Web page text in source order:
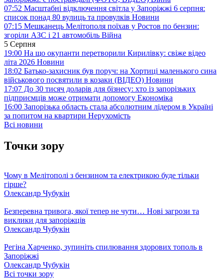
07:52 Масштабні відключення світла у Запоріжжі 6 серпня:
список понад 80 вулиць та провулків Новини
07:15 Мешканець Мелітополя поїхав у Ростов по бензин:
згоріли АЗС і 21 автомобіль Війна
5 Серпня
19:00 На що окупанти перетворили Кирилівку: свіже відео
літа 2026 Новини
18:02 Батько-захисник був поруч: на Хортиці маленького сина
військового посвятили в козаки (ВІДЕО) Новини
17:07 До 30 тисяч доларів для бізнесу: хто із запорізьких
підприємців може отримати допомогу Економіка
16:00 Запорізька область стала абсолютним лідером в Україні
за попитом на квартири Нерухомість
Всі новини
Точки зору
Чому в Мелітополі з бензином та електрикою буде тільки
гірше?
Олександр Чубукін
Безперевна тривога, якої тепер не чути… Нові загрози та
виклики для запоріжців
Олександр Чубукін
Регіна Харченко, зупиніть спилювання здорових тополь в
Запоріжжі
Олександр Чубукін
Всі точки зору